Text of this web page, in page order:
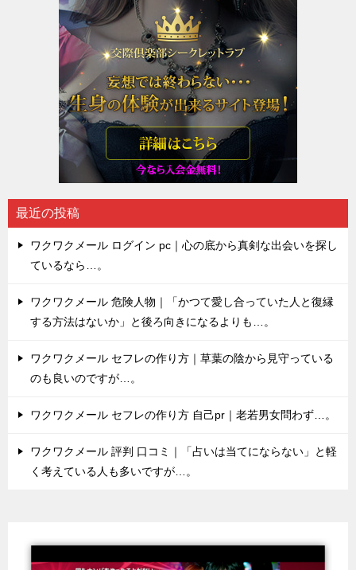
最近の投稿
ワクワクメール ログイン pc｜心の底から真剣な出会いを探し
ているなら…。
ワクワクメール 危険人物｜「かつて愛し合っていた人と復縁
する方法はないか」と後ろ向きになるよりも…。
ワクワクメール セフレの作り方｜草葉の陰から見守っている
のも良いのですが…。
ワクワクメール セフレの作り方 自己pr｜老若男女問わず…。
ワクワクメール 評判 口コミ｜「占いは当てにならない」と軽
く考えている人も多いですが…。